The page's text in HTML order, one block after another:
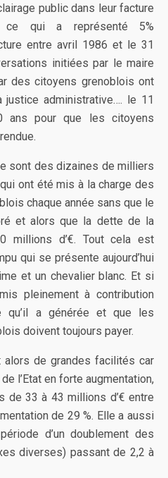
public dans leur facture
ce qui a représenté 5%
entre avril 1986 et le 31
initiées par le maire
des citoyens grenoblois ont
justice administrative…. le 11
pour que les citoyens
sont des dizaines de milliers
qui ont été mis à la charge des
chaque année sans que le
et alors que la dette de la
millions d’€. Tout cela est
qui se présente aujourd’hui
et un chevalier blanc. Et si
pleinement à contribution
qu’il a générée et que les
doivent toujours payer.
alors de grandes facilités car
l’Etat en forte augmentation,
de 33 à 43 millions d’€ entre
de 29 %. Elle a aussi
d’un doublement des
diverses) passant de 2,2 à